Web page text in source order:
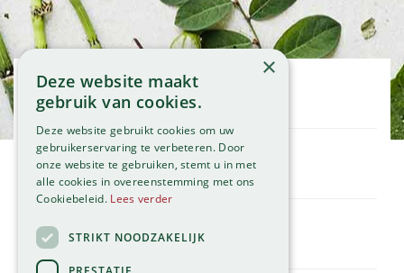
Openingstijden
Maandag
Dinsdag
Woensdag
Donderdag
Zaterdag
Zondag
Klantenservice
Service
Tuincentrum
Contact
Global Garden
×
Deze website maakt
gebruik van cookies.
Deze website gebruikt cookies om uw
gebruikerservaring te verbeteren. Door
onze website te gebruiken, stemt u in met
alle cookies in overeenstemming met ons
Cookiebeleid. Lees verder
STRIKT NOODZAKELIJK